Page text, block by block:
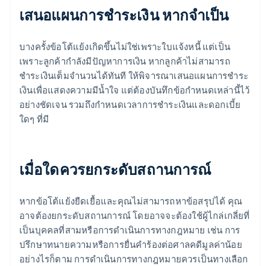
เสนอแผนการชำระเงิน หากจำเป็น
บางครั้งข้อโต้แย้งเกิดขึ้นไม่ใช่เพราะใบแจ้งหนี้ แต่เป็น
เพราะลูกค้ากำลังมีปัญหาการเงิน หากลูกค้าไม่สามารถ
ชำระเงินเต็มจำนวนได้ทันที ให้พิจารณาเสนอแผนการชำระ
เงินเพื่อแสดงความมีน้ำใจ แต่ต้องบันทึกข้อกำหนดเหล่านี้ไว้
อย่างชัดเจน รวมถึงกำหนดเวลาการชำระเงินและดอกเบี้ย
ใดๆ ที่มี
เมื่อใดควรยกระดับสถานการณ์
หากข้อโต้แย้งยืดเยื้อและคุณไม่สามารถหาข้อสรุปได้ คุณ
อาจต้องยกระดับสถานการณ์ โดยอาจจะต้องใช้ผู้ไกล่เกลี่ยที่
เป็นบุคคลที่สามหรือการดำเนินการทางกฎหมาย เช่น การ
ปรึกษาทนายความหรือการยื่นคำร้องต่อศาลคดีมูลค่าน้อย
อย่างไรก็ตาม การดำเนินการทางกฎหมายควรเป็นทางเลือก